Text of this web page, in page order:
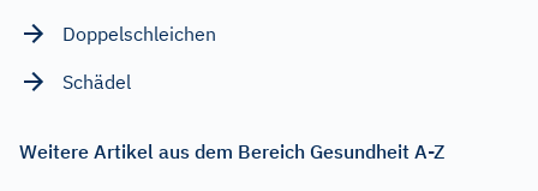
Doppelschleichen
Schädel
Weitere Artikel aus dem Bereich Gesundheit A-Z